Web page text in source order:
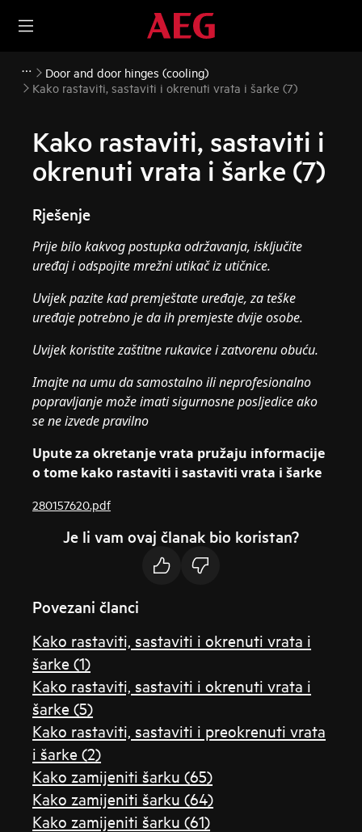
Door and door hinges (cooling)
Kako rastaviti, sastaviti i okrenuti vrata i šarke (7)
Kako rastaviti, sastaviti i
okrenuti vrata i šarke (7)
Rješenje
Prije bilo kakvog postupka održavanja, isključite
uređaj i odspojite mrežni utikač iz utičnice.
Uvijek pazite kad premještate uređaje, za teške
uređaje potrebno je da ih premjeste dvije osobe.
Uvijek koristite zaštitne rukavice i zatvorenu obuću.
Imajte na umu da samostalno ili neprofesionalno
popravljanje može imati sigurnosne posljedice ako
se ne izvede pravilno
Upute za okretanje vrata pružaju informacije
o tome kako rastaviti i sastaviti vrata i šarke
280157620.pdf
Je li vam ovaj članak bio koristan?
Povezani članci
Kako rastaviti, sastaviti i okrenuti vrata i
šarke (1)
Kako rastaviti, sastaviti i okrenuti vrata i
šarke (5)
Kako rastaviti, sastaviti i preokrenuti vrata
i šarke (2)
Kako zamijeniti šarku (65)
Kako zamijeniti šarku (64)
Kako zamijeniti šarku (61)